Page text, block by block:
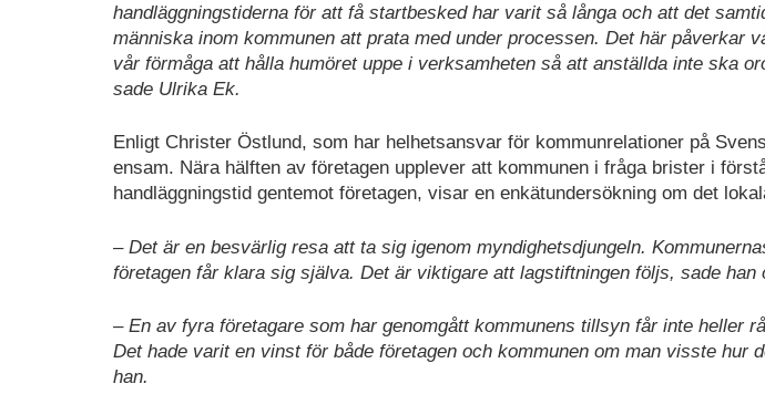
handläggningstiderna för att få startbesked har varit så långa och att det
människa inom kommunen att prata med under processen. Det här påverkar
vår förmåga att hålla humöret uppe i verksamheten så att anställda inte ska
sade Ulrika Ek.
Enligt Christer Östlund, som har helhetsansvar för kommunrelationer på
ensam. Nära hälften av företagen upplever att kommunen i fråga brister i
handläggningstid gentemot företagen, visar en enkätundersökning om det
– Det är en besvärlig resa att ta sig igenom myndighetsdjungeln.
företagen får klara sig själva. Det är viktigare att lagstiftningen följs, sade han
– En av fyra företagare som har genomgått kommunens tillsyn får inte heller
Det hade varit en vinst för både företagen och kommunen om man visste hur
han.